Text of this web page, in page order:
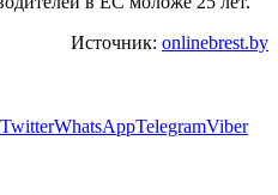
Источник: onlinebrest.by
TwitterWhatsAppTelegramViber